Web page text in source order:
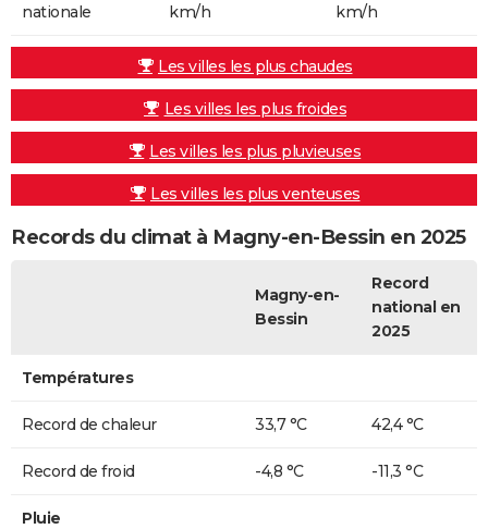
nationale
km/h
km/h
Les villes les plus chaudes
Les villes les plus froides
Les villes les plus pluvieuses
Les villes les plus venteuses
Records du climat à Magny-en-Bessin en 2025
Magny-en-
Bessin
Record
national en
2025
Températures
Record de chaleur 33,7 °C 42,4 °C
Record de froid -4,8 °C -11,3 °C
Pluie